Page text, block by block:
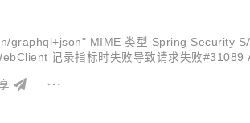
graphql+json" MIME 类型 Spring Security
记录指标时失败导致请求失败